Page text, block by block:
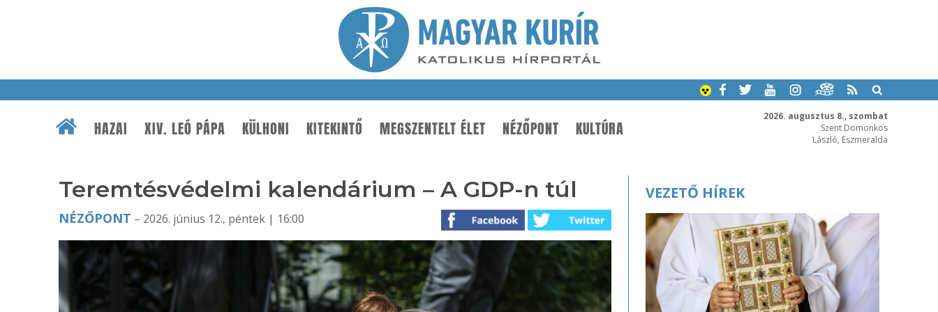
2026. augusztus 8., szombat
Szent Domonkos
László, Eszmeralda
HAZAI XIV. LEÓ PÁPA KÜLHONI KITEKINTŐ MEGSZENTELT ÉLET NÉZŐPONT KULTÚRA
Teremtésvédelmi kalendárium – A GDP-n túl
NÉZŐPONT – 2026. június 12., péntek | 16:00
VEZETŐ HÍREK